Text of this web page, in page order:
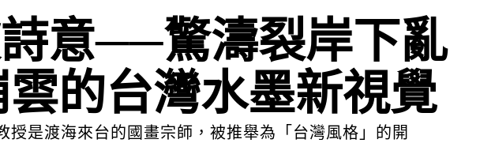
意──驚濤裂岸下亂
的台灣水墨新視覺
授是渡海來台的國畫宗師，被推舉為「台灣風格」的開